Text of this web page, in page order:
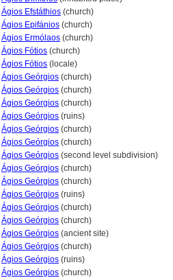
Ágios Efstáthios (church)
Ágios Epifánios (church)
Ágios Ermólaos (church)
Ágios Fótios (church)
Ágios Fótios (locale)
Ágios Geórgios (church)
Ágios Geórgios (church)
Ágios Geórgios (church)
Ágios Geórgios (ruins)
Ágios Geórgios (church)
Ágios Geórgios (church)
Ágios Geórgios (second level subdivision)
Ágios Geórgios (church)
Ágios Geórgios (church)
Ágios Geórgios (ruins)
Ágios Geórgios (church)
Ágios Geórgios (church)
Ágios Geórgios (ancient site)
Ágios Geórgios (church)
Ágios Geórgios (ruins)
Ágios Geórgios (church)